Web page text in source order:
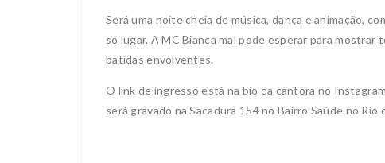
Será uma noite cheia de música, dança e animação,
só lugar. A MC Bianca mal pode esperar para
batidas envolventes.
O link de ingresso está na bio da cantora no
será gravado na Sacadura 154 no Bairro Saúde no Rio